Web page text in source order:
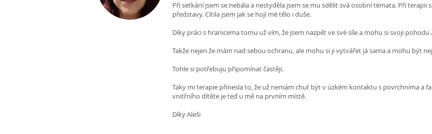
Při setkání jsem se nebála a nestyděla jsem se mu sdělit svá osobní témata. Při
představy. Cítila jsem jak se hojí mé tělo i duše.
Díky práci s hranicema tomu už vím, že jsem nazpět ve své síle a mohu si svoji
Takže nejen že mám nad sebou ochranu, ale mohu si ji vytvářet já sama a mohu být
Tohle si potřebuju připomínat častěji.
Taky mi terapie přinesla to, že už nemám chuť být v úzkém kontaktu s povrchníma a
vnitřního dítěte je teď u mě na prvním místě.
Díky Aleši